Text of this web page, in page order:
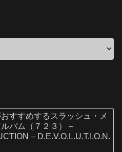
すすめするスラッシュ・メ
バム（７２３） –
– D.E.V.O.L.U.T.I.O.N.